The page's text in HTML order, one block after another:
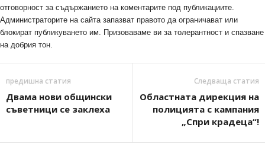
отговорност за съдържанието на коментарите под публикациите.
Администраторите на сайта запазват правото да ограничават или
блокират публикуването им. Призоваваме ви за толерантност и спазване
на добрия тон.
предишна статия
Двама нови общински
съветници се заклеха
Следваща статия
Областната дирекция на
полицията с кампания
„Спри крадеца“!